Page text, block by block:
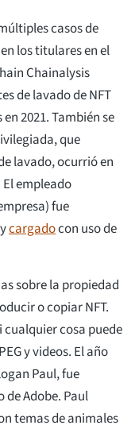
casos de
los titulares en el
Chainalysis
de lavado de NFT
2021. También se
que
lavado, ocurrió en
empleado
fue
cargadocon uso de
sobre la propiedad
o copiar NFT.
cosa puede
y videos. El año
Paul, fue
de Adobe. Paul
temas de animales